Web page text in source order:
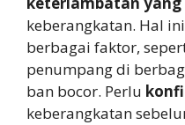
keberangkatan. Hal
berbagai faktor,
penumpang di
ban bocor. Perlu
keberangkatan